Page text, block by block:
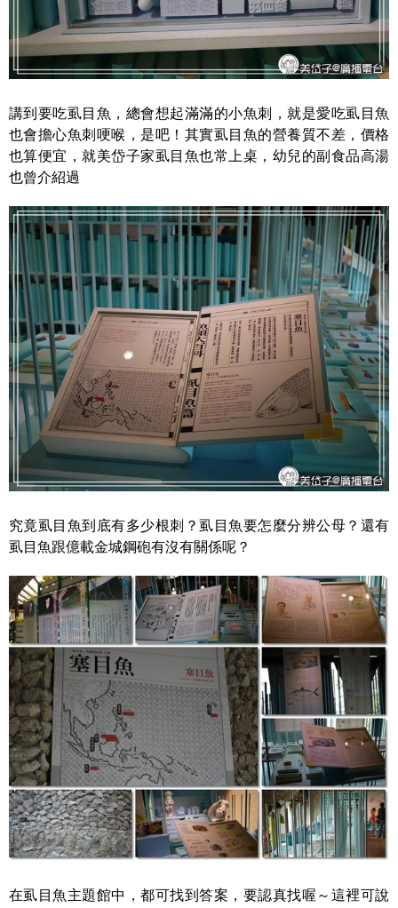
講到要吃虱目魚，總會想起滿滿的小魚刺，就是愛吃虱目魚
也會擔心魚刺哽喉，是吧！其實虱目魚的營養質不差，價格
也算便宜，就美岱子家虱目魚也常上桌，幼兒的副食品高湯
也曾介紹過
究竟虱目魚到底有多少根刺？虱目魚要怎麼分辨公母？還有
虱目魚跟億載金城鋼砲有沒有關係呢？
在虱目魚主題館中，都可找到答案，要認真找喔～這裡可說